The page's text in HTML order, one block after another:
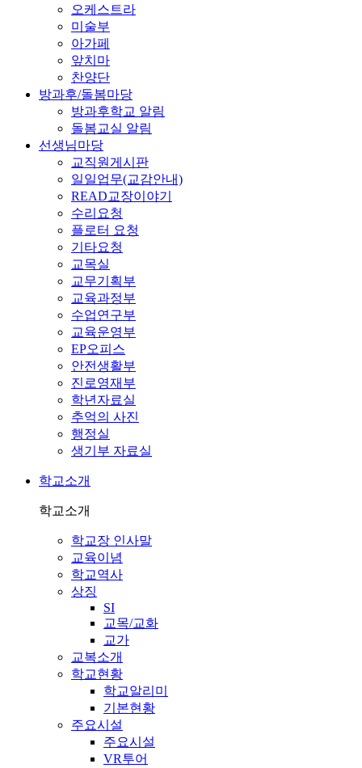
오케스트라
미술부
아가페
앞치마
찬양단
방과후/돌봄마당
방과후학교 알림
돌봄교실 알림
선생님마당
교직원게시판
일일업무(교감안내)
READ교장이야기
수리요청
플로터 요청
기타요청
교목실
교무기획부
교육과정부
수업연구부
교육운영부
EP오피스
안전생활부
진로영재부
학년자료실
추억의 사진
행정실
생기부 자료실
학교소개
학교소개
학교장 인사말
교육이념
학교역사
상징
SI
교목/교화
교가
교복소개
학교현황
학교알리미
기본현황
주요시설
주요시설
VR투어